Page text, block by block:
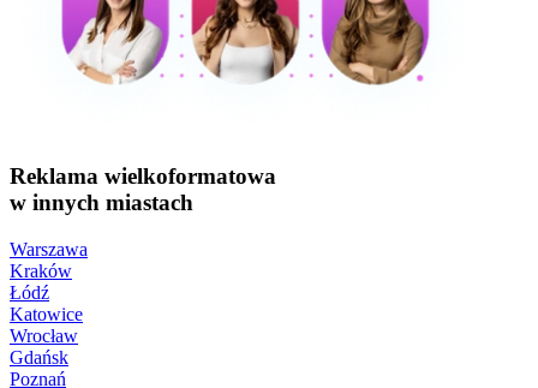
Reklama wielkoformatowa
w innych miastach
Warszawa
Kraków
Łódź
Katowice
Wrocław
Gdańsk
Poznań